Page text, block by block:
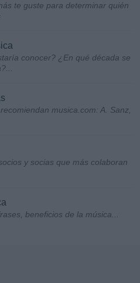
te guste para determinar quién
conocer? ¿En qué década se
musica.com: A. Sanz,
y socias que más colaboran
beneficios de la música...